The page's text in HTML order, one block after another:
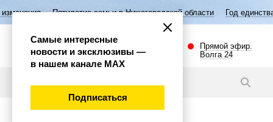
семьи в Нижегородской области Год единства народов
Прямой эфир.
Волга 24
Самые интересные
новости и эксклюзивы —
в нашем канале МАХ
Подписаться